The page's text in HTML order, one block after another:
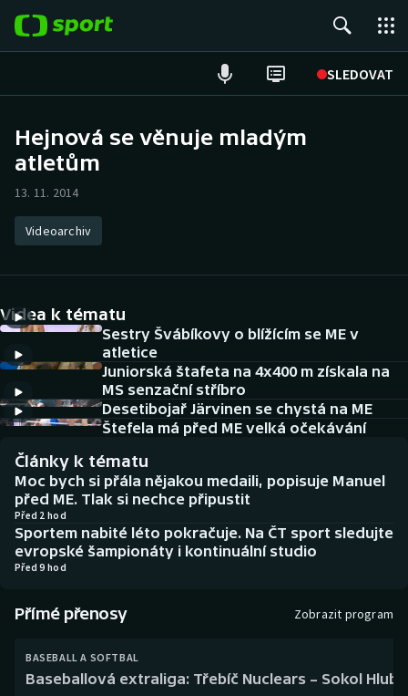
SLEDOVAT
Hokej
Atletika
DALŠÍ SPORTY
Americký fotbal
Baseball a softbal
Basketbal
Biatlon
Boby a skeleton
Dostihy
NEPŘEHLÉDNĚTE
Soutěže
Historické návraty
Aplikace ČT sport
AZ kvíz
Hejnová se věnuje mladým
atletům
13. 11. 2014
Videoarchiv
Videa k tématu
Sestry Švábíkovy o blížícím se ME v
atletice
Juniorská štafeta na 4x400 m získala na
MS senzační stříbro
Desetibojař Järvinen se chystá na ME
Štefela má před ME velká očekávání
Články k tématu
Moc bych si přála nějakou medaili, popisuje Manuel
před ME. Tlak si nechce připustit
Před 2 hod
Sportem nabité léto pokračuje. Na ČT sport sledujte
evropské šampionáty i kontinuální studio
Před 9 hod
Přímé přenosy Zobrazit program
BASEBALL A SOFTBAL
Baseballová extraliga: Třebíč Nuclears – Sokol